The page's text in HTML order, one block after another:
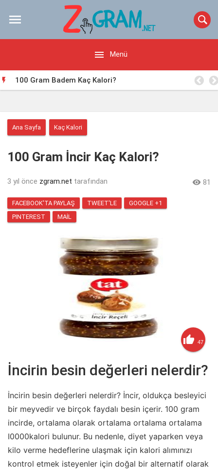

 Menü
 100 Gram Badem Kaç Kalori?
Ana Sayfa Kaç Kalori
100 Gram İncir Kaç Kalori?
3 yıl önce zgram.net tarafından  81
FACEBOOK'TA PAYLAŞ TWEET'LE
GOOGLE +1
PINTEREST
MAIL
 47
İncirin besin değerleri nelerdir?
İncirin besin değerleri nelerdir? İncir, oldukça besleyici
bir meyvedir ve birçok faydalı besin içerir. 100 gram
incirde, ortalama olarak ortalama ortalama ortalama
I0000kalori bulunur. Bu nedenle, diyet yaparken veya
kilo verme hedeflerine ulaşmak için kalori alımınızı
kontrol etmek isteyenler için doğal bir alternatif olarak